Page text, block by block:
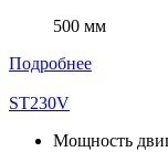
500 мм
Подробнее
ST230V
Мощность